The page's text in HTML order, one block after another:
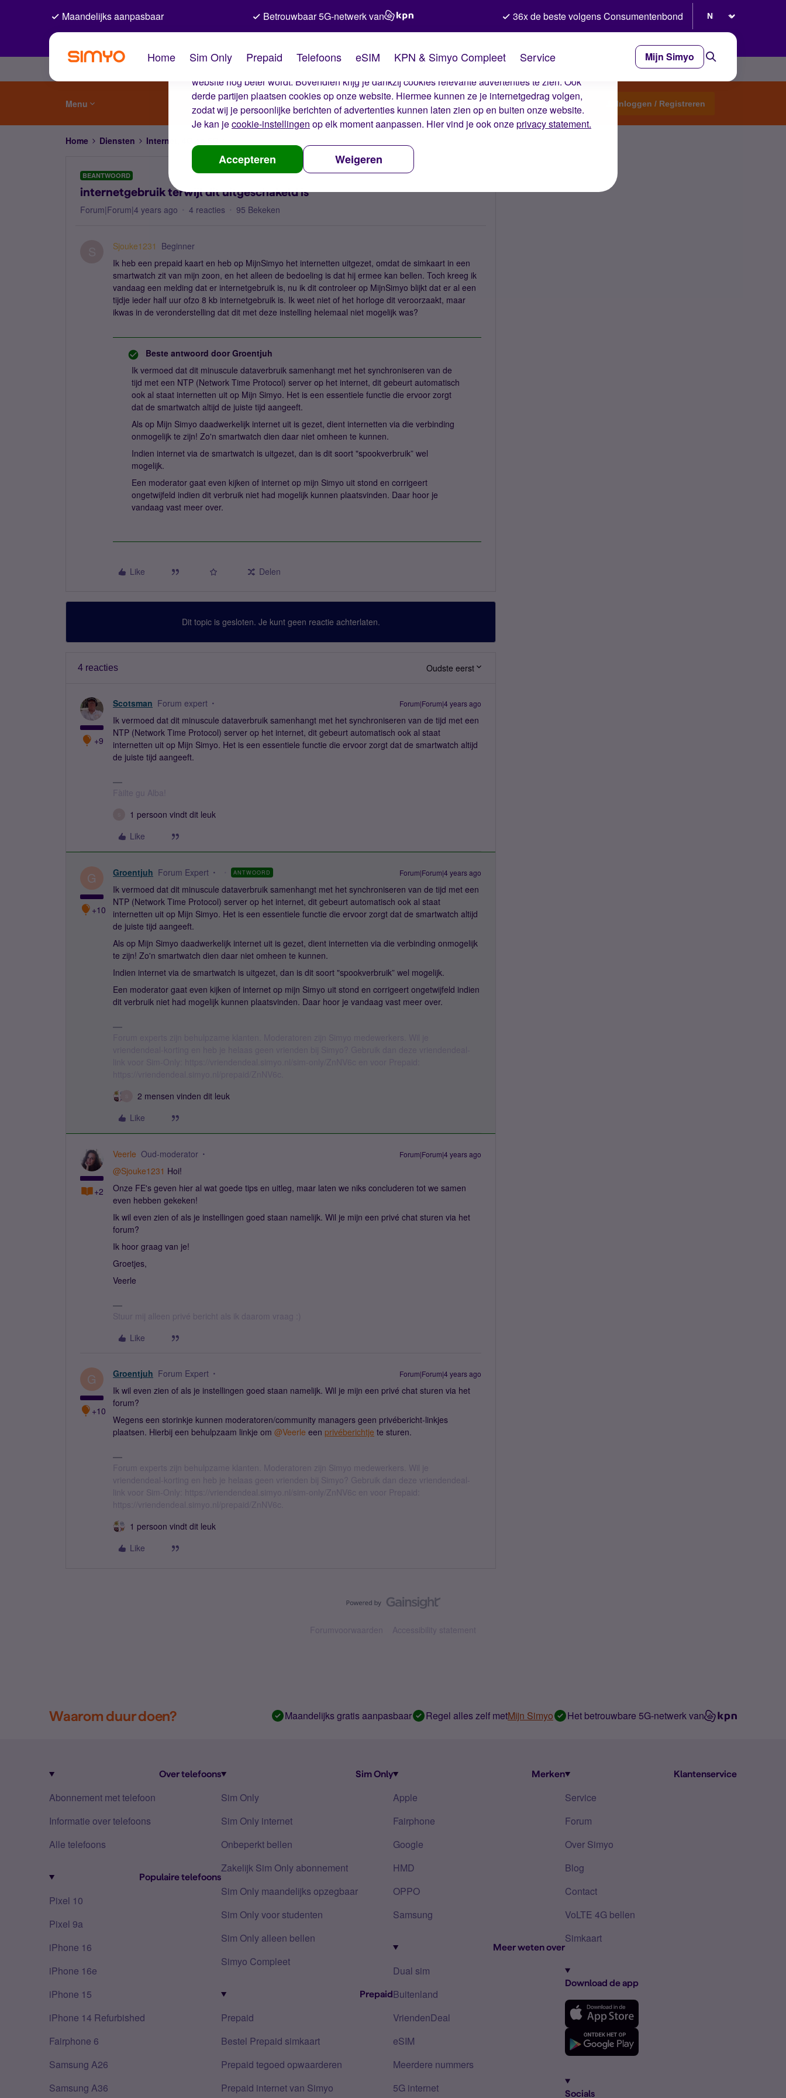
De cookies van Simyo
Wij gebruiken cookies op onze website. Met deze cookies zorgen wij ervoor dat je ervaring op de
website nog beter wordt. Bovendien krijg je dankzij cookies relevante advertenties te zien. Ook
derde partijen plaatsen cookies op onze website. Hiermee kunnen ze je internetgedrag volgen,
zodat wij je persoonlijke berichten of advertenties kunnen laten zien op en buiten onze website.
Je kan jecookie-instellingen op elk moment aanpassen. Hier vind je ook onzeprivacy statement.
Accepteren Weigeren
Maandelijks aanpasbaar Betrouwbaar 5G-netwerk van 36x de beste volgens Consumentenbond
Home Sim Only Prepaid Telefoons eSIM KPN & Simyo Compleet Service Mijn Simyo
Menu Start een topic Inloggen / Registreren
Home Diensten Internet, 4G en 5G
BEANTWOORD
internetgebruik terwijl dit uitgeschakeld is
Forum|Forum|4 years ago 4 reacties 95 Bekeken
Sjouke1231 Beginner
Ik heb een prepaid kaart en heb op MijnSimyo het internetten uitgezet, omdat de simkaart in een
smartwatch zit van mijn zoon, en het alleen de bedoeling is dat hij ermee kan bellen. Toch kreeg ik
vandaag een melding dat er internetgebruik is, nu ik dit controleer op MijnSimyo blijkt dat er al een
tijdje ieder half uur ofzo 8 kb internetgebruik is. Ik weet niet of het horloge dit veroorzaakt, maar
ikwas in de veronderstelling dat dit met deze instelling helemaal niet mogelijk was?
Beste antwoord door Groentjuh
Ik vermoed dat dit minuscule dataverbruik samenhangt met het synchroniseren van de
tijd met een NTP (Network Time Protocol) server op het internet, dit gebeurt automatisch
ook al staat internetten uit op Mijn Simyo. Het is een essentiele functie die ervoor zorgt
dat de smartwatch altijd de juiste tijd aangeeft.
Als op Mijn Simyo daadwerkelijk internet uit is gezet, dient internetten via die verbinding
onmogelijk te zijn! Zo'n smartwatch dien daar niet omheen te kunnen.
Indien internet via de smartwatch is uitgezet, dan is dit soort "spookverbruik” wel
mogelijk.
Een moderator gaat even kijken of internet op mijn Simyo uit stond en corrigeert
ongetwijfeld indien dit verbruik niet had mogelijk kunnen plaatsvinden. Daar hoor je
vandaag vast meer over.
Like Delen
Dit topic is gesloten. Je kunt geen reactie achterlaten.
4 reacties Oudste eerst
+9
Scotsman Forum expert Forum|Forum|4 years ago
Ik vermoed dat dit minuscule dataverbruik samenhangt met het synchroniseren van de tijd met een
NTP (Network Time Protocol) server op het internet, dit gebeurt automatisch ook al staat
internetten uit op Mijn Simyo. Het is een essentiele functie die ervoor zorgt dat de smartwatch altijd
de juiste tijd aangeeft.
Fàilte gu Alba!
1 persoon vindt dit leuk
Like
G
+10
Groentjuh Forum Expert ANTWOORD Forum|Forum|4 years ago
Ik vermoed dat dit minuscule dataverbruik samenhangt met het synchroniseren van de tijd met een
NTP (Network Time Protocol) server op het internet, dit gebeurt automatisch ook al staat
internetten uit op Mijn Simyo. Het is een essentiele functie die ervoor zorgt dat de smartwatch altijd
de juiste tijd aangeeft.
Als op Mijn Simyo daadwerkelijk internet uit is gezet, dient internetten via die verbinding onmogelijk
te zijn! Zo'n smartwatch dien daar niet omheen te kunnen.
Indien internet via de smartwatch is uitgezet, dan is dit soort "spookverbruik” wel mogelijk.
Een moderator gaat even kijken of internet op mijn Simyo uit stond en corrigeert ongetwijfeld indien
dit verbruik niet had mogelijk kunnen plaatsvinden. Daar hoor je vandaag vast meer over.
2 mensen vinden dit leuk
Like
+2
Veerle Oud-moderator Forum|Forum|4 years ago
@Sjouke1231 Hoi!
Onze FE's geven hier al wat goede tips en uitleg, maar laten we niks concluderen tot we samen
even hebben gekeken!
Ik wil even zien of als je instellingen goed staan namelijk. Wil je mijn een privé chat sturen via het
forum?
Ik hoor graag van je!
Groetjes,
Veerle
Stuur mij alleen privé bericht als ik daarom vraag :)
Like
G
+10
Groentjuh Forum Expert Forum|Forum|4 years ago
Ik wil even zien of als je instellingen goed staan namelijk. Wil je mijn een privé chat sturen via het
forum?
Wegens een storinkje kunnen moderatoren/community managers geen privébericht-linkjes
plaatsen. Hierbij een behulpzaam linkje om @Veerle een privéberichtje te sturen.
Forum experts zijn behulpzame klanten. Moderatoren zijn Simyo medewerkers. Wil je
vriendendeal-korting en heb je helaas geen vrienden bij Simyo? Gebruik dan deze vriendendeal-
link voor Sim-Only: https://vriendendeal.simyo.nl/sim-only/ZnNV6c en voor Prepaid:
https://vriendendeal.simyo.nl/prepaid/ZnNV6c.
1 persoon vindt dit leuk
Like
Forumvoorwaarden Accessibility statement
Waarom duur doen? Maandelijks gratis aanpasbaar Regel alles zelf metMijn Simyo Het betrouwbare 5G-netwerk van
Over telefoons
Abonnement met telefoon
Informatie over telefoons
Alle telefoons
Populaire telefoons
Pixel 10
Pixel 9a
iPhone 16
iPhone 16e
iPhone 15
iPhone 14 Refurbished
Fairphone 6
Samsung A26
Samsung A36
Sim Only
Sim Only
Sim Only internet
Onbeperkt bellen
Zakelijk Sim Only abonnement
Sim Only maandelijks opzegbaar
Sim Only voor studenten
Sim Only alleen bellen
Simyo Compleet
Prepaid
Prepaid
Bestel Prepaid simkaart
Prepaid tegoed opwaarderen
Prepaid internet van Simyo
Merken
Apple
Fairphone
Google
HMD
OPPO
Samsung
Meer weten over
Dual sim
Buitenland
VriendenDeal
eSIM
Meerdere nummers
5G internet
Klantenservice
Service
Forum
Over Simyo
Blog
Contact
VoLTE 4G bellen
Simkaart
Download de app
Socials